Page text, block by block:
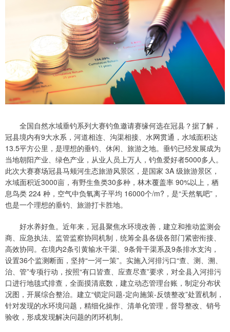
全国自然水域垂钓系列大赛钓鱼邀请赛缘何选在冠县？据了解，
冠县境内有9大水系，河道相连、沟渠相接、水网贯通，水域面积达
13.5平方公里，是理想的垂钓、休闲、旅游之地。垂钓已经发展成为
当地朝阳产业、绿色产业，从业人员上万人，钓鱼爱好者5000多人。
此次大赛赛场冠县马颊河生态旅游风景区，是国家 3A 级旅游景区，
水域面积近3000亩，有野生鱼类30多种，林木覆盖率 90%以上，栖
息鸟类 224 种，空气中负氧离子平均 16000个/m?，是“天然氧吧”，
也是一个理想的垂钓、旅游打卡胜地。
好水养好鱼。近年来，冠县聚焦水环境改善，建立和推动监测会
商、应急执法、监管监察协同机制，统筹全县各级各部门紧密衔接、
高效协同。在境内2条引黄输水干渠、9条骨干渠系及9条排水支沟，
设置36个监测断面，坚持“一河一策”。实施入河排污口“查、测、溯、
治、管”专项行动，按照“有口皆查、应查尽查”要求，对全县入河排污
口进行地毯式排查，全面摸清底数，建立动态管理台账，制定分布状
况图，开展综合整治。建立“锁定问题-定向施策-反馈整改”处置机制，
针对发现的水环境问题，精细化操作、清单化管理，督导整改、销号
验收，形成发现解决问题的闭环机制。